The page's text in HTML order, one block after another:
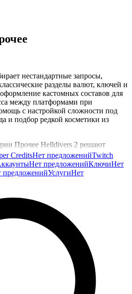
нестандартные запросы,
разделы валют, ключей и
кастомных составов для
между платформами при
с настройкой сложности под
и подбор редкой косметики из
Прочее Helldivers 2 решают
постановочный взвод для серии
возник технический вопрос, не
поддержку. В обсуждении
согласуете детали и получаете
формате. Для любителей редкой
получить капсулы из Twitch drops
поиска партнёрских
Прочее Helldivers 2 собрана
решались в том же удобном
активации валюты или ключей, а вы
на борьбе за демократию
CreditsНет предложенийTwitch
Нет предложенийКлючиНет
предложенийУслугиНет